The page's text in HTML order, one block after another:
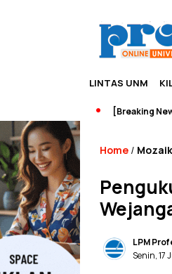
LINTAS UNM
[Breaking News]
Home / Mozaik
LPM
Senin, 17